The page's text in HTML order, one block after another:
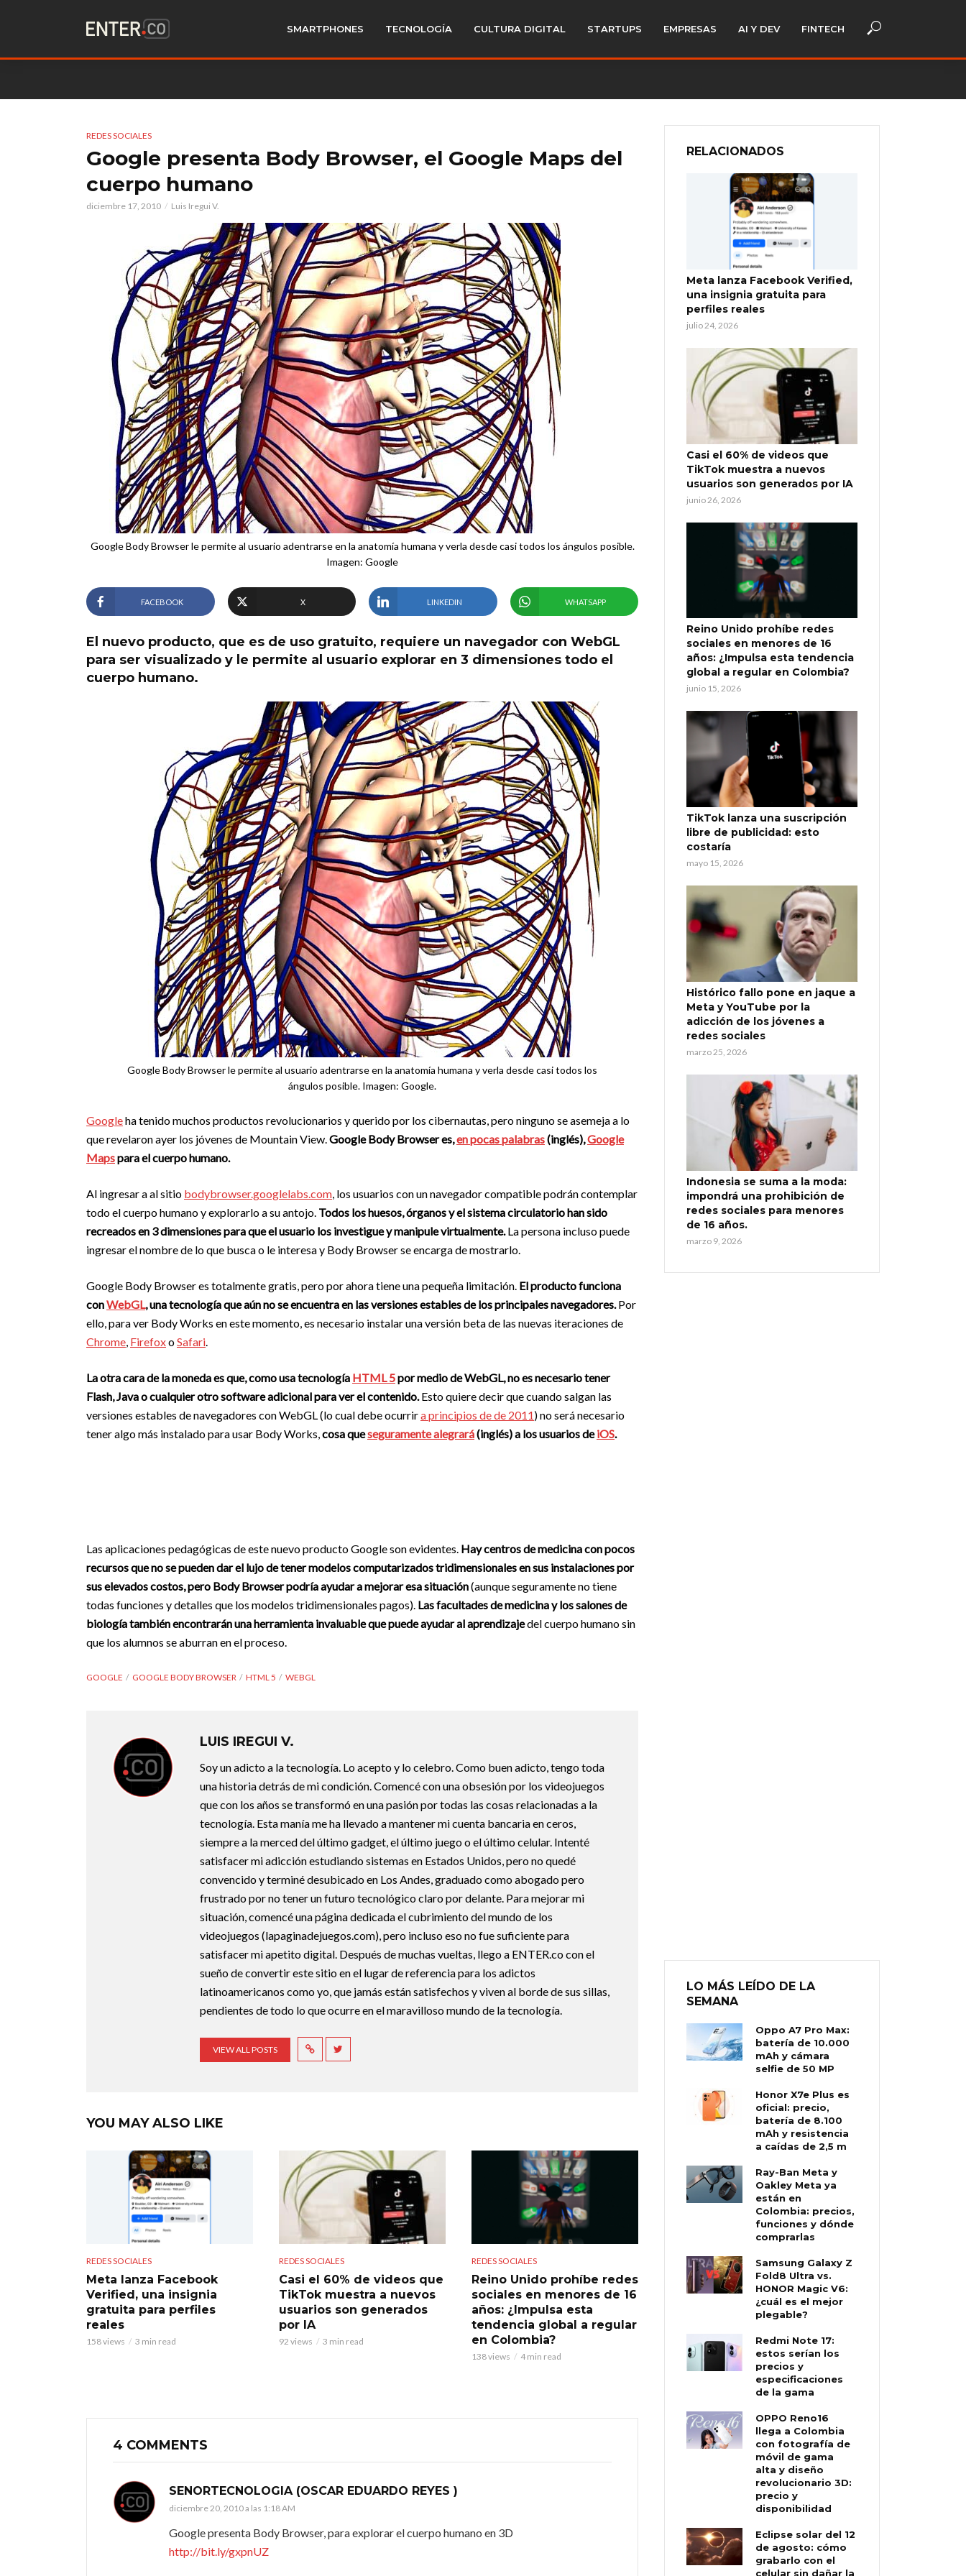
SMARTPHONES TECNOLOGÍA CULTURA DIGITAL STARTUPS EMPRESAS AI Y DEV FINTECH
REDES SOCIALES
Google presenta Body Browser, el Google Maps del
cuerpo humano
diciembre 17, 2010 Luis Iregui V.
Google Body Browser le permite al usuario adentrarse en la anatomía humana y verla desde casi todos los ángulos posible.
Imagen: Google
FACEBOOK X LINKEDIN WHATSAPP
El nuevo producto, que es de uso gratuito, requiere un navegador con WebGL
para ser visualizado y le permite al usuario explorar en 3 dimensiones todo el
cuerpo humano.
Google Body Browser le permite al usuario adentrarse en la anatomía humana y verla desde casi todos los
ángulos posible. Imagen: Google.
Googleha tenido muchos productos revolucionarios y querido por los cibernautas, pero ninguno se asemeja a lo
que revelaron ayer los jóvenes de Mountain View.Google Body Browser es,en pocas palabras(inglés),Google
Mapspara el cuerpo humano.
Al ingresar a al sitio bodybrowser.googlelabs.com, los usuarios con un navegador compatible podrán contemplar
todo el cuerpo humano y explorarlo a su antojo. Todos los huesos, órganos y el sistema circulatorio han sido
recreados en 3 dimensiones para que el usuario los investigue y manipule virtualmente.La persona incluso puede
ingresar el nombre de lo que busca o le interesa y Body Browser se encarga de mostrarlo.
Google Body Browser es totalmente gratis, pero por ahora tiene una pequeña limitación. El producto funciona
conWebGL, una tecnología que aún no se encuentra en las versiones estables de los principales navegadores.Por
ello, para ver Body Works en este momento, es necesario instalar una versión beta de las nuevas iteraciones de
Chrome, FirefoxoSafari.
La otra cara de la moneda es que, como usa tecnología HTML 5por medio de WebGL, no es necesario tener
Flash, Java o cualquier otro software adicional para ver el contenido.Esto quiere decir que cuando salgan las
versiones estables de navegadores con WebGL (lo cual debe ocurrira principios de de 2011) no será necesario
tener algo más instalado para usar Body Works,cosa queseguramente alegrará(inglés)a los usuarios deiOS.
Las aplicaciones pedagógicas de este nuevo producto Google son evidentes. Hay centros de medicina con pocos
recursos que no se pueden dar el lujo de tener modelos computarizados tridimensionales en sus instalaciones por
sus elevados costos, pero Body Browser podría ayudar a mejorar esa situación(aunque seguramente no tiene
todas funciones y detalles que los modelos tridimensionales pagos). Las facultades de medicina y los salones de
biología también encontrarán unaherramienta invaluable que puede ayudar al aprendizajedel cuerpo humano sin
que los alumnos se aburran en el proceso.
GOOGLE GOOGLE BODY BROWSER HTML 5 WEBGL
LUIS IREGUI V.
Soy un adicto a la tecnología. Lo acepto y lo celebro. Como buen adicto, tengo toda
una historia detrás de mi condición. Comencé con una obsesión por los videojuegos
que con los años se transformó en una pasión por todas las cosas relacionadas a la
tecnología. Esta manía me ha llevado a mantener mi cuenta bancaria en ceros,
siempre a la merced del último gadget, el último juego o el último celular. Intenté
satisfacer mi adicción estudiando sistemas en Estados Unidos, pero no quedé
convencido y terminé desubicado en Los Andes, graduado como abogado pero
frustrado por no tener un futuro tecnológico claro por delante. Para mejorar mi
situación, comencé una página dedicada el cubrimiento del mundo de los
videojuegos (lapaginadejuegos.com), pero incluso eso no fue suficiente para
satisfacer mi apetito digital. Después de muchas vueltas, llego a ENTER.co con el
sueño de convertir este sitio en el lugar de referencia para los adictos
latinoamericanos como yo, que jamás están satisfechos y viven al borde de sus sillas,
pendientes de todo lo que ocurre en el maravilloso mundo de la tecnología.
VIEW ALL POSTS
YOU MAY ALSO LIKE
REDES SOCIALES
Meta lanza Facebook
Verified, una insignia
gratuita para perfiles
reales
158 views 3 min read
REDES SOCIALES
Casi el 60% de videos que
TikTok muestra a nuevos
usuarios son generados
por IA
92 views 3 min read
REDES SOCIALES
Reino Unido prohíbe redes
sociales en menores de 16
años: ¿Impulsa esta
tendencia global a regular
en Colombia?
138 views 4 min read
4 COMMENTS
SENORTECNOLOGIA (OSCAR EDUARDO REYES )
diciembre 20, 2010 a las 1:18 AM
Google presenta Body Browser, para explorar el cuerpo humano en 3D
http://bit.ly/gxpnUZ
RELACIONADOS
Meta lanza Facebook Verified,
una insignia gratuita para
perfiles reales
julio 24, 2026
Casi el 60% de videos que
TikTok muestra a nuevos
usuarios son generados por IA
junio 26, 2026
Reino Unido prohíbe redes
sociales en menores de 16
años: ¿Impulsa esta tendencia
global a regular en Colombia?
junio 15, 2026
TikTok lanza una suscripción
libre de publicidad: esto
costaría
mayo 15, 2026
Histórico fallo pone en jaque a
Meta y YouTube por la
adicción de los jóvenes a
redes sociales
marzo 25, 2026
Indonesia se suma a la moda:
impondrá una prohibición de
redes sociales para menores
de 16 años.
marzo 9, 2026
LO MÁS LEÍDO DE LA
SEMANA
Oppo A7 Pro Max:
batería de 10.000
mAh y cámara
selfie de 50 MP
Honor X7e Plus es
oficial: precio,
batería de 8.100
mAh y resistencia
a caídas de 2,5 m
Ray-Ban Meta y
Oakley Meta ya
están en
Colombia: precios,
funciones y dónde
comprarlas
Samsung Galaxy Z
Fold8 Ultra vs.
HONOR Magic V6:
¿cuál es el mejor
plegable?
Redmi Note 17:
estos serían los
precios y
especificaciones
de la gama
OPPO Reno16
llega a Colombia
con fotografía de
móvil de gama
alta y diseño
revolucionario 3D:
precio y
disponibilidad
Eclipse solar del 12
de agosto: cómo
grabarlo con el
celular sin dañar la